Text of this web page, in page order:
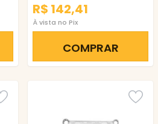
R$ 142,41
À vista no Pix
COMPRAR